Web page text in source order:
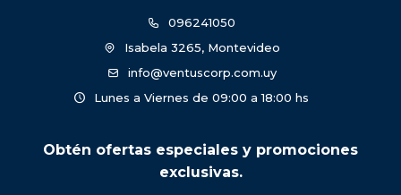
096241050
Isabela 3265, Montevideo
info@ventuscorp.com.uy
Lunes a Viernes de 09:00 a 18:00 hs
Obtén ofertas especiales y promociones
exclusivas.